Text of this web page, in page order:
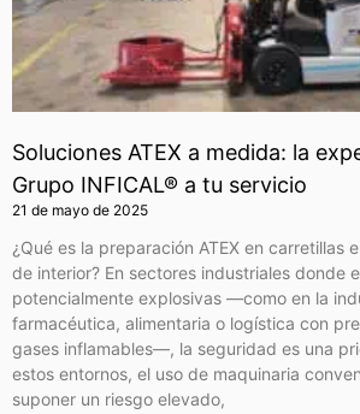
Soluciones ATEX a medida: la
Grupo INFICAL® a tu servicio
21 de mayo de 2025
¿Qué es la preparación ATEX en carretillas
de interior? En sectores industriales donde
potencialmente explosivas —como en la
farmacéutica, alimentaria o logística con
gases inflamables—, la seguridad es una
estos entornos, el uso de maquinaria
suponer un riesgo elevado,